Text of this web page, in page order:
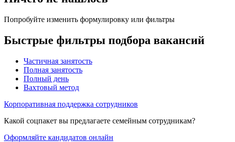
Попробуйте изменить формулировку или фильтры
Быстрые фильтры подбора вакансий
Частичная занятость
Полная занятость
Полный день
Вахтовый метод
Корпоративная поддержка сотрудников
Какой соцпакет вы предлагаете семейным сотрудникам?
Оформляйте кандидатов онлайн